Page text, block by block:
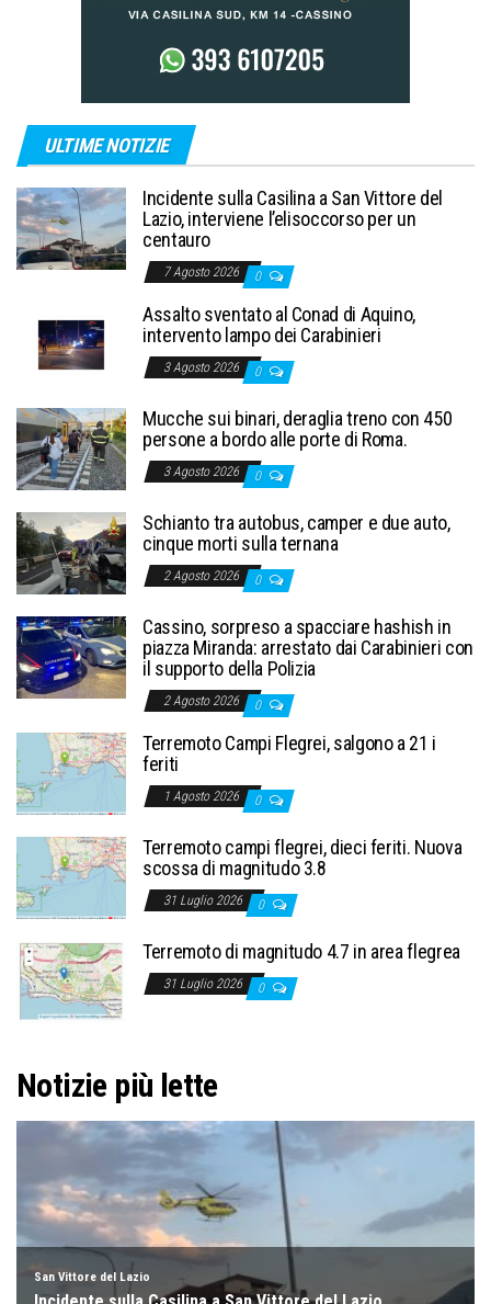
ULTIME NOTIZIE
Incidente sulla Casilina a San Vittore del
Lazio, interviene l’elisoccorso per un
centauro
7 Agosto 2026 0
Assalto sventato al Conad di Aquino,
intervento lampo dei Carabinieri
3 Agosto 2026 0
Mucche sui binari, deraglia treno con 450
persone a bordo alle porte di Roma.
3 Agosto 2026 0
Schianto tra autobus, camper e due auto,
cinque morti sulla ternana
2 Agosto 2026 0
Cassino, sorpreso a spacciare hashish in
piazza Miranda: arrestato dai Carabinieri con
il supporto della Polizia
2 Agosto 2026 0
Terremoto Campi Flegrei, salgono a 21 i
feriti
1 Agosto 2026 0
Terremoto campi flegrei, dieci feriti. Nuova
scossa di magnitudo 3.8
31 Luglio 2026 0
Terremoto di magnitudo 4.7 in area flegrea
31 Luglio 2026 0
Notizie più lette